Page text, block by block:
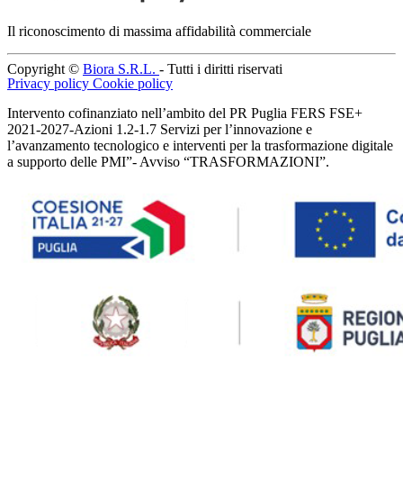
Il riconoscimento di massima affidabilità commerciale
Copyright © Biora S.R.L. - Tutti i diritti riservati
Privacy policy Cookie policy
Intervento cofinanziato nell’ambito del PR Puglia FERS FSE+
2021-2027-Azioni 1.2-1.7 Servizi per l’innovazione e
l’avanzamento tecnologico e interventi per la trasformazione digitale
a supporto delle PMI”- Avviso “TRASFORMAZIONI”.